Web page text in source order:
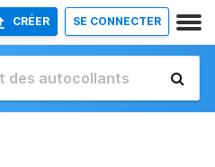
CRÉER SE CONNECTER